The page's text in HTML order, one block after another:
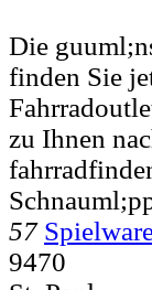
Die
finden Sie
zu Ihnen
57
9470